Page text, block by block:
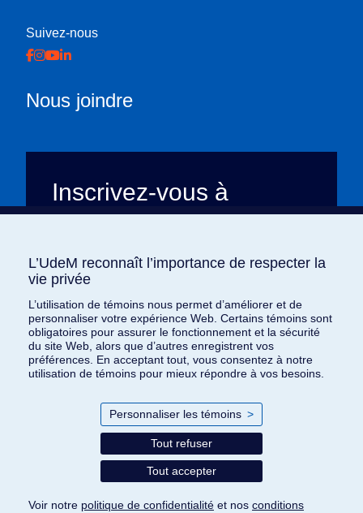
Suivez-nous
Nous joindre
Inscrivez-vous à
l’infolettre
livrée chaque mois à votre adresse
courriel. Plongez dans nos récits de
courage, de générosité, et découvrez
comment nous changeons le monde, une
histoire à la fois.
Je m'abonne
Conditions d’utilisation
Politique de confidentialité
Documents de référence
L’UdeM reconnaît l’importance de respecter la
vie privée
L’utilisation de témoins nous permet d’améliorer et de
personnaliser votre expérience Web. Certains témoins sont
obligatoires pour assurer le fonctionnement et la sécurité
du site Web, alors que d’autres enregistrent vos
préférences. En acceptant tout, vous consentez à notre
utilisation de témoins pour mieux répondre à vos besoins.
Personnaliser les témoins >
Tout refuser
Tout accepter
Voir notre politique de confidentialité et nos conditions
L’UdeM reconnaît l’importance de respecter la
vie privée
L’utilisation de témoins nous permet d’améliorer et de
personnaliser votre expérience Web. Certains témoins sont
obligatoires pour assurer le fonctionnement et la sécurité
du site Web, alors que d’autres enregistrent vos
préférences. En acceptant tout, vous consentez à notre
utilisation de témoins pour mieux répondre à vos besoins.
Personnaliser les témoins >
Tout refuser
Tout accepter
Voir notre politique de confidentialité et nos conditions